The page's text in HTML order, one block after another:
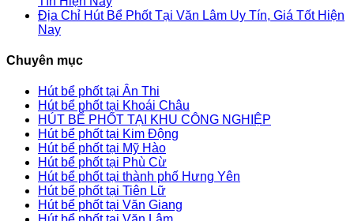
Địa Chỉ Hút Bể Phốt Tại Văn Lâm Uy Tín, Giá Tốt Hiện
Nay
Chuyên mục
Hút bể phốt tại Ân Thi
Hút bể phốt tại Khoái Châu
HÚT BỂ PHỐT TẠI KHU CÔNG NGHIỆP
Hút bể phốt tại Kim Động
Hút bể phốt tại Mỹ Hào
Hút bể phốt tại Phù Cừ
Hút bể phốt tại thành phố Hưng Yên
Hút bể phốt tại Tiên Lữ
Hút bể phốt tại Văn Giang